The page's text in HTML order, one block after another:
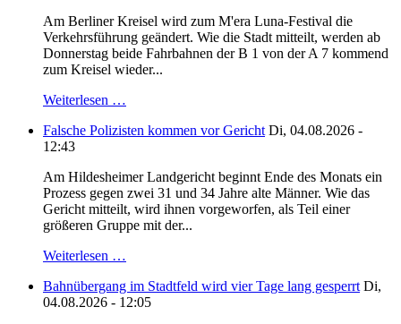
Am Berliner Kreisel wird zum M'era Luna-Festival die
Verkehrsführung geändert. Wie die Stadt mitteilt, werden ab
Donnerstag beide Fahrbahnen der B 1 von der A 7 kommend
zum Kreisel wieder...
Weiterlesen …
Falsche Polizisten kommen vor Gericht Di, 04.08.2026 -
12:43
Am Hildesheimer Landgericht beginnt Ende des Monats ein
Prozess gegen zwei 31 und 34 Jahre alte Männer. Wie das
Gericht mitteilt, wird ihnen vorgeworfen, als Teil einer
größeren Gruppe mit der...
Weiterlesen …
Bahnübergang im Stadtfeld wird vier Tage lang gesperrt Di,
04.08.2026 - 12:05